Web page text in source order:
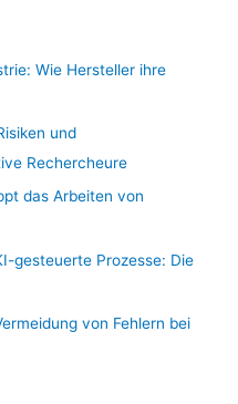
Wie Hersteller ihre
und
Rechercheure
das Arbeiten von
gesteuerte Prozesse: Die
von Fehlern bei